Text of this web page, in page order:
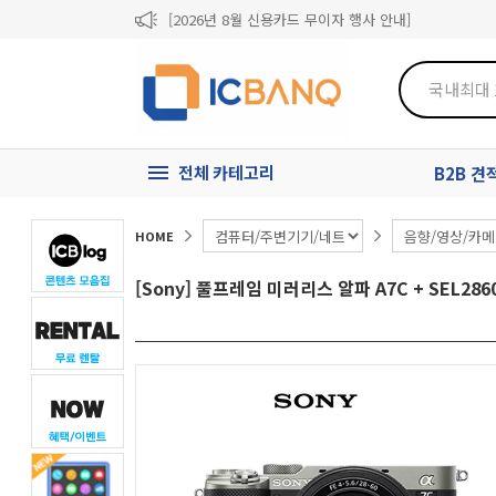
[2026년 8월 신용카드 무이자 행사 안내]
[마일리지 적립 및 사용 정책 개편 안내]
전체 카테고리 B2B 견
HOME
[Sony] 풀프레임 미러리스 알파 A7C +